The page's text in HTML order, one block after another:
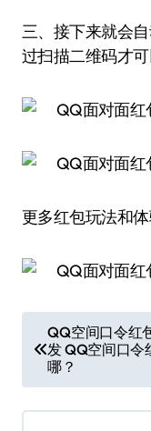
三、接下来就会
过扫描二维码才
更多红包玩法和体
章
导
航
QQ空间口令红
发 QQ空间口令
哪？